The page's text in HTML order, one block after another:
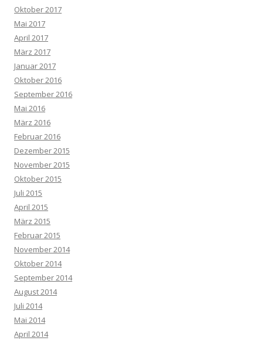
Oktober 2017
Mai 2017
April 2017
März 2017
Januar 2017
Oktober 2016
September 2016
Mai 2016
März 2016
Februar 2016
Dezember 2015
November 2015
Oktober 2015
Juli 2015
April 2015
März 2015
Februar 2015
November 2014
Oktober 2014
September 2014
August 2014
Juli 2014
Mai 2014
April 2014